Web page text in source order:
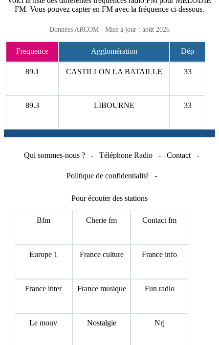
FM. Vous pouvez capter en FM avec la fréquence ci-dessous.
Données ARCOM - Mise à jour : août 2026
Frequence Agglomération Dép
89.1 CASTILLON LA BATAILLE 33
89.3 LIBOURNE 33
.
Qui sommes-nous ? - Téléphone Radio - Contact -
Politique de confidentialité -
Pour écouter des stations
Bfm Cherie fm Contact fm
Europe 1 France culture France info
France inter France musique Fun radio
Le mouv Nostalgie Nrj